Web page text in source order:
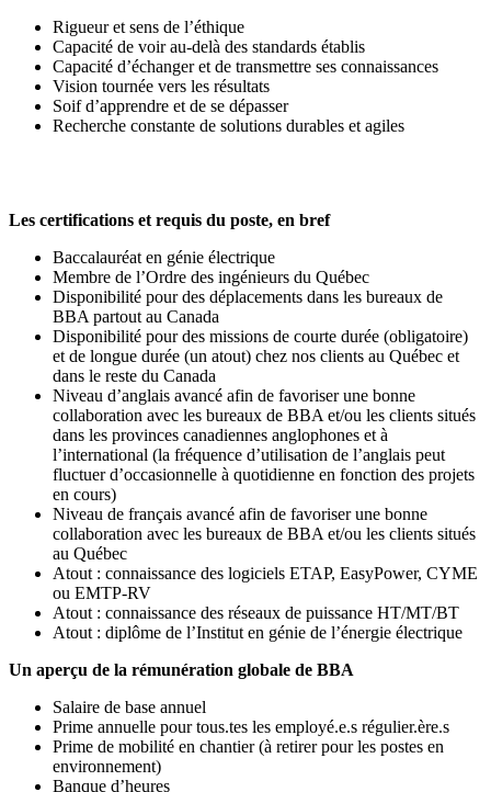
Rigueur et sens de l’éthique
Capacité de voir au-delà des standards établis
Capacité d’échanger et de transmettre ses connaissances
Vision tournée vers les résultats
Soif d’apprendre et de se dépasser
Recherche constante de solutions durables et agiles
Les certifications et requis du poste, en bref
Baccalauréat en génie électrique
Membre de l’Ordre des ingénieurs du Québec
Disponibilité pour des déplacements dans les bureaux de
BBA partout au Canada
Disponibilité pour des missions de courte durée (obligatoire)
et de longue durée (un atout) chez nos clients au Québec et
dans le reste du Canada
Niveau d’anglais avancé afin de favoriser une bonne
collaboration avec les bureaux de BBA et/ou les clients situés
dans les provinces canadiennes anglophones et à
l’international (la fréquence d’utilisation de l’anglais peut
fluctuer d’occasionnelle à quotidienne en fonction des projets
en cours)
Niveau de français avancé afin de favoriser une bonne
collaboration avec les bureaux de BBA et/ou les clients situés
au Québec
Atout : connaissance des logiciels ETAP, EasyPower, CYME
ou EMTP-RV
Atout : connaissance des réseaux de puissance HT/MT/BT
Atout : diplôme de l’Institut en génie de l’énergie électrique
Un aperçu de la rémunération globale de BBA
Salaire de base annuel
Prime annuelle pour tous.tes les employé.e.s régulier.ère.s
Prime de mobilité en chantier (à retirer pour les postes en
environnement)
Banque d’heures